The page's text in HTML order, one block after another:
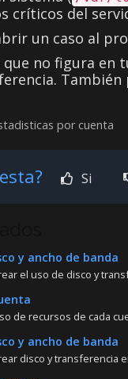
críticos del
un caso al
no figura en
por cuenta
Si
y ancho de banda
el uso de disco y
de recursos de cada
y ancho de banda
disco y transferencia